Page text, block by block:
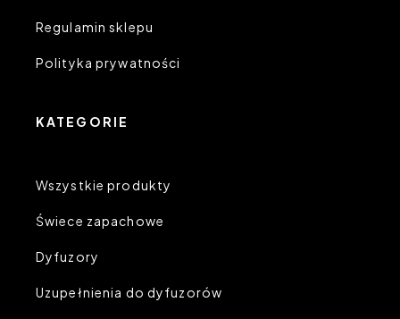
Regulamin sklepu
Polityka prywatności
KATEGORIE
Wszystkie produkty
Świece zapachowe
Dyfuzory
Uzupełnienia do dyfuzorów